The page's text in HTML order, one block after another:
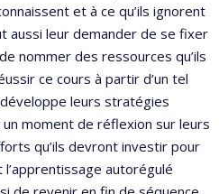
et à ce qu’ils ignorent
aussi leur demander de se fixer
nommer des ressources qu’ils
ce cours à partir d’un tel
leurs stratégies
moment de réflexion sur leurs
qu’ils devront investir pour
autorégulé